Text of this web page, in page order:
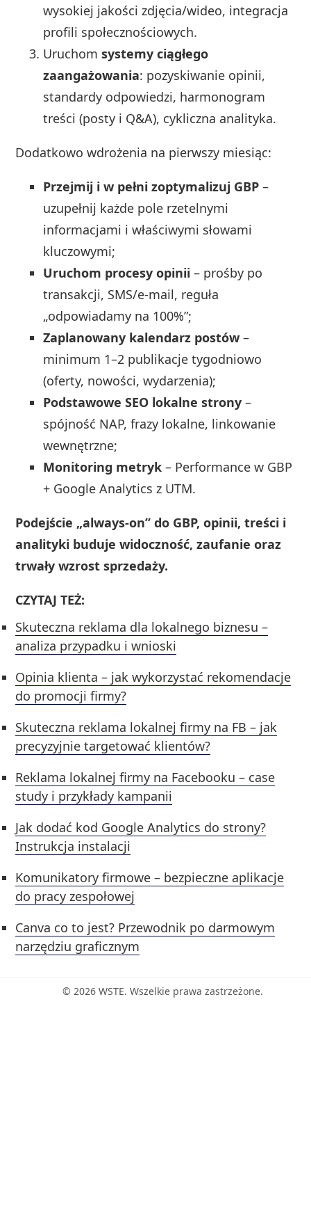
wysokiej jakości zdjęcia/wideo, integracja
profili społecznościowych.
Uruchomsystemy ciągłego
zaangażowania: pozyskiwanie opinii,
standardy odpowiedzi, harmonogram
treści (posty i Q&A), cykliczna analityka.
Dodatkowo wdrożenia na pierwszy miesiąc:
Przejmij i w pełni zoptymalizuj GBP –
uzupełnij każde pole rzetelnymi
informacjami i właściwymi słowami
kluczowymi;
Uruchom procesy opinii – prośby po
transakcji, SMS/e‑mail, reguła
„odpowiadamy na 100%”;
Zaplanowany kalendarz postów –
minimum 1–2 publikacje tygodniowo
(oferty, nowości, wydarzenia);
Podstawowe SEO lokalne strony –
spójność NAP, frazy lokalne, linkowanie
wewnętrzne;
Monitoring metryk – Performance w GBP
+ Google Analytics z UTM.
Podejście „always‑on” do GBP, opinii, treści i
analityki buduje widoczność, zaufanie oraz
trwały wzrost sprzedaży.
CZYTAJ TEŻ:
Skuteczna reklama dla lokalnego biznesu –
analiza przypadku i wnioski
Opinia klienta – jak wykorzystać rekomendacje
do promocji firmy?
Skuteczna reklama lokalnej firmy na FB – jak
precyzyjnie targetować klientów?
Reklama lokalnej firmy na Facebooku – case
study i przykłady kampanii
Jak dodać kod Google Analytics do strony?
Instrukcja instalacji
Komunikatory firmowe – bezpieczne aplikacje
do pracy zespołowej
Canva co to jest? Przewodnik po darmowym
narzędziu graficznym
© 2026 WSTE. Wszelkie prawa zastrzeżone.